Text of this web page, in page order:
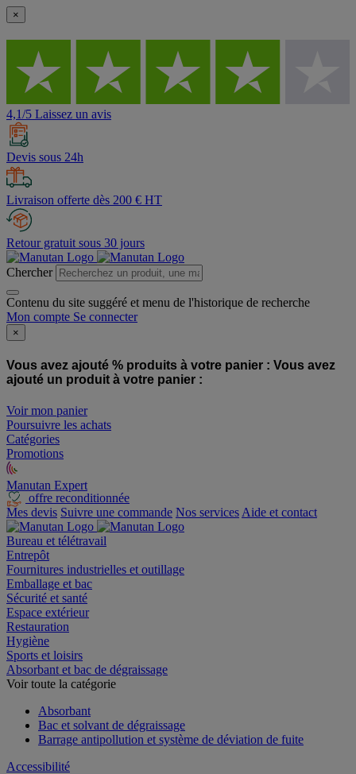
×
4,1/5 Laissez un avis
Devis sous 24h
Livraison offerte dès 200 € HT
Retour gratuit sous 30 jours
Chercher
Contenu du site suggéré et menu de l'historique de recherche
Mon compte Se connecter
×
Vous avez ajouté % produits à votre panier : Vous avez
ajouté un produit à votre panier :
Voir mon panier
Poursuivre les achats
Catégories
Promotions
Manutan Expert
offre reconditionnée
Mes devis Suivre une commande Nos services Aide et contact
Bureau et télétravail
Entrepôt
Fournitures industrielles et outillage
Emballage et bac
Sécurité et santé
Espace extérieur
Restauration
Hygiène
Sports et loisirs
Absorbant et bac de dégraissage
Voir toute la catégorie
Absorbant
Bac et solvant de dégraissage
Barrage antipollution et système de déviation de fuite
Accessibilité